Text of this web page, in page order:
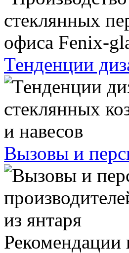
Тенденции
Вызовы и
Рекомендации